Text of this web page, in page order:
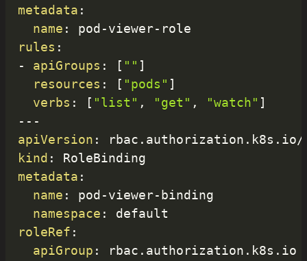
metadata :
name : pod -viewer-
rules :
-
apiGroups : [ "" ]
resources : [ "pods" ]
verbs : [ "list" , "get" , "watch" ]
---
apiVersion :
kind :
metadata :
name : pod -viewer- binding
namespace :
roleRef :
apiGroup :
rbac.authorization.k8s.io